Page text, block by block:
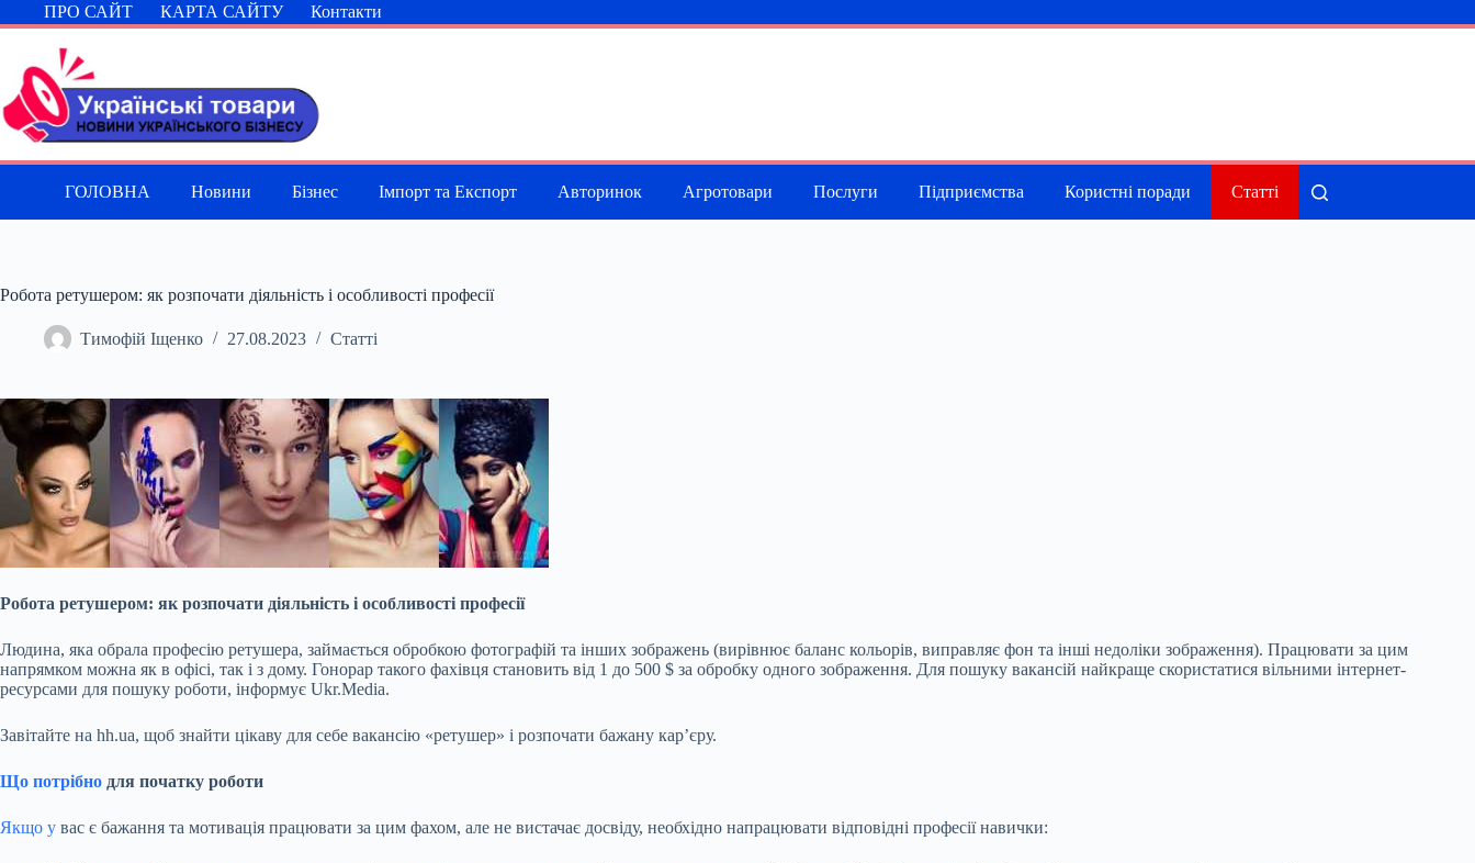
Перейти
до
ПРО САЙТ КАРТА САЙТУ Контакти
ГОЛОВНА Новини Бізнес Імпорт та Експорт Авторинок Агротовари Послуги Підприємства Користні поради Статті
Робота ретушером: як розпочати діяльність і особливості професії
Тимофій Іщенко 27.08.2023 Статті
Робота ретушером: як розпочати діяльність і особливості професії
Людина, яка обрала професію ретушера, займається обробкою фотографій та інших зображень (вирівнює баланс кольорів, виправляє фон та інші недоліки зображення). Працювати за цим
напрямком можна як в офісі, так і з дому. Гонорар такого фахівця становить від 1 до 500 $ за обробку одного зображення. Для пошуку вакансій найкраще скористатися вільними інтернет-
ресурсами для пошуку роботи, інформує Ukr.Media.
Завітайте на hh.ua, щоб знайти цікаву для себе вакансію «ретушер» і розпочати бажану кар’єру.
Що потрібно для початку роботи
Якщо у вас є бажання та мотивація працювати за цим фахом, але не вистачає досвіду, необхідно напрацювати відповідні професії навички: